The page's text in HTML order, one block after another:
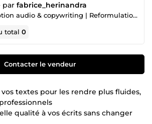
par fabrice_herinandra
Transcription audio & copywriting | Reformulation (Français)
total0
Contacter le vendeur
textes pour les rendre plus fluides,
qualité à vos écrits sans changer